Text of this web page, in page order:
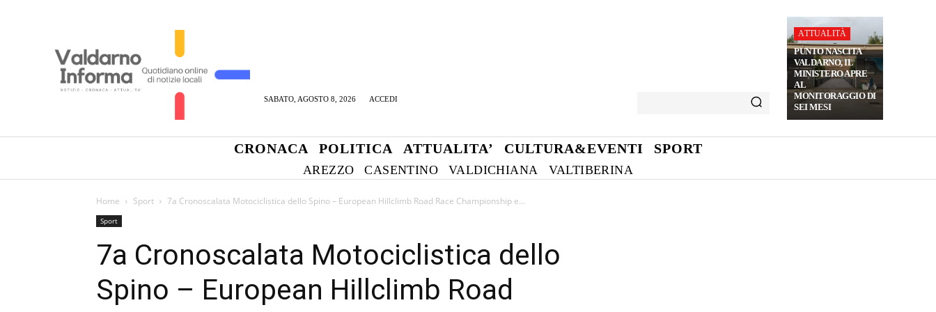
SABATO, AGOSTO 8, 2026 ACCEDI
ATTUALITÀ
PUNTO NASCITA
VALDARNO, IL
MINISTERO APRE
AL
MONITORAGGIO DI
SEI MESI
CRONACA POLITICA ATTUALITA’ CULTURA&EVENTI SPORT
AREZZO CASENTINO VALDICHIANA VALTIBERINA
Home Sport 7a Cronoscalata Motociclistica dello Spino – European Hillclimb Road Race Championship e...
Sport
7a Cronoscalata Motociclistica dello
Spino – European Hillclimb Road